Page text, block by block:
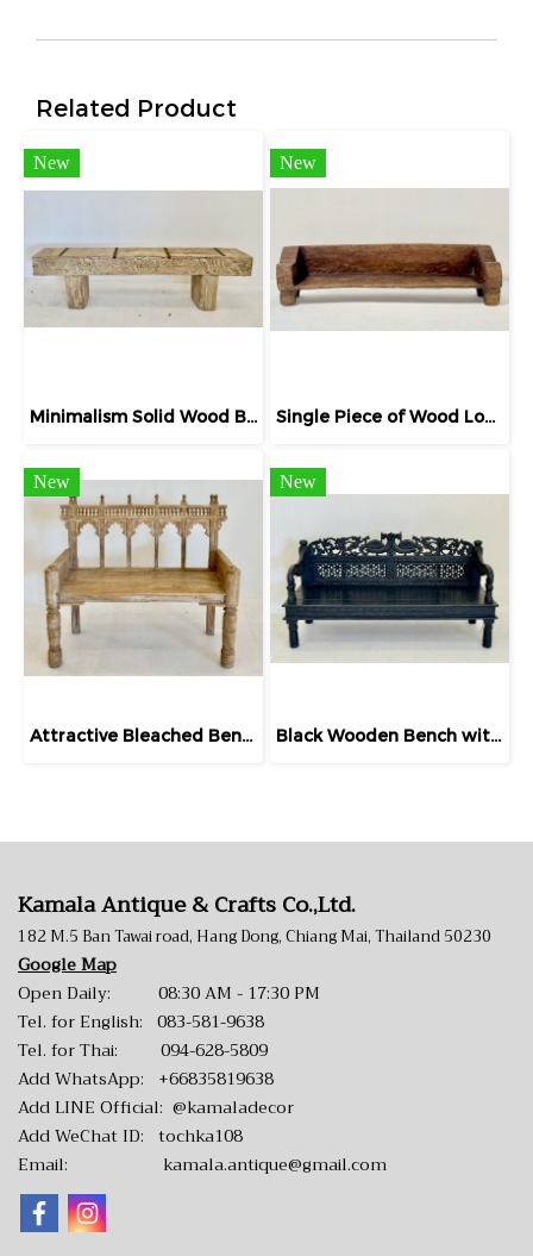
Related Product
New
Minimalism Solid Wood Bench Bleach Carving
New
Single Piece of Wood Long Bench Naga
New
Attractive Bleached Bench Pierced Backrest
New
Black Wooden Bench with Fretwork Backrest
Kamala Antique & Crafts Co.,Ltd.
182 M.5 Ban Tawai road, Hang Dong, Chiang Mai, Thailand 50230
Google Map
Open Daily: 08:30 AM - 17:30 PM
Tel. for English: 083-581-9638
Tel. for Thai: 094-628-5809
Add WhatsApp: +66835819638
Add LINE Official: @kamaladecor
Add WeChat ID: tochka108
Email: kamala.antique@gmail.com